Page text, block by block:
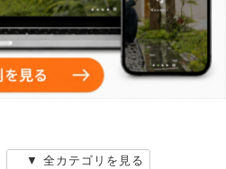
▼ 全カテゴリを見る